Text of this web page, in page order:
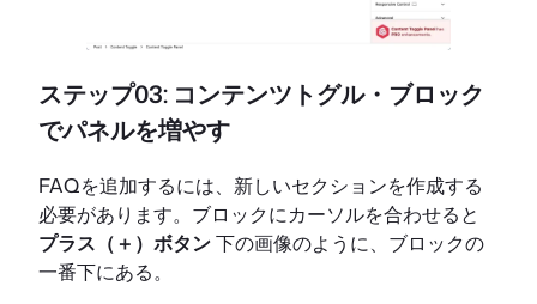
ステップ03: コンテンツトグル・ブロック
でパネルを増やす
FAQを追加するには、新しいセクションを作成する
必要があります。ブロックにカーソルを合わせると
プラス（＋）ボタン下の画像のように、ブロックの
一番下にある。